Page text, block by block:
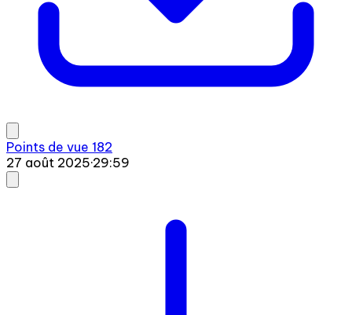
Points de vue 182
27 août 2025·29:59